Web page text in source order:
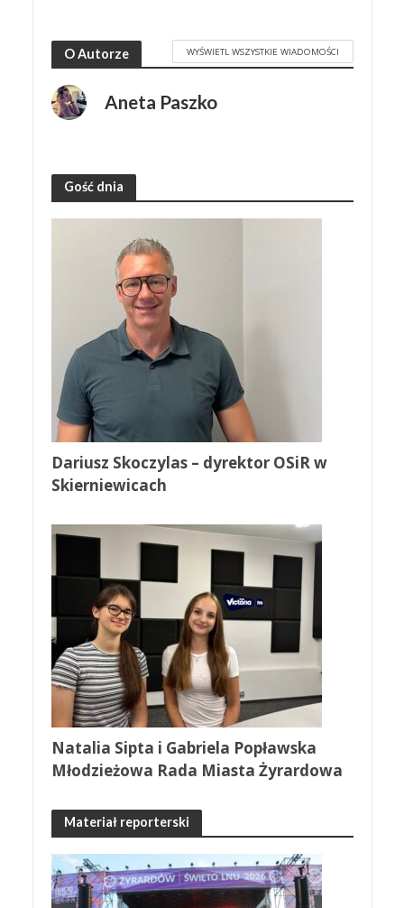
O Autorze WYŚWIETL WSZYSTKIE WIADOMOŚCI
Aneta Paszko
Gość dnia
Dariusz Skoczylas – dyrektor OSiR w
Skierniewicach
Natalia Sipta i Gabriela Popławska
Młodzieżowa Rada Miasta Żyrardowa
Materiał reporterski